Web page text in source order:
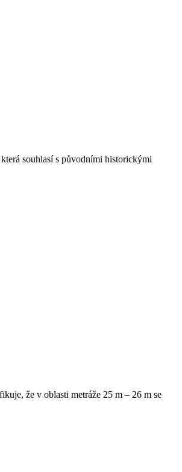
souhlasí s původními historickými
že v oblasti metráže 25 m – 26 m se